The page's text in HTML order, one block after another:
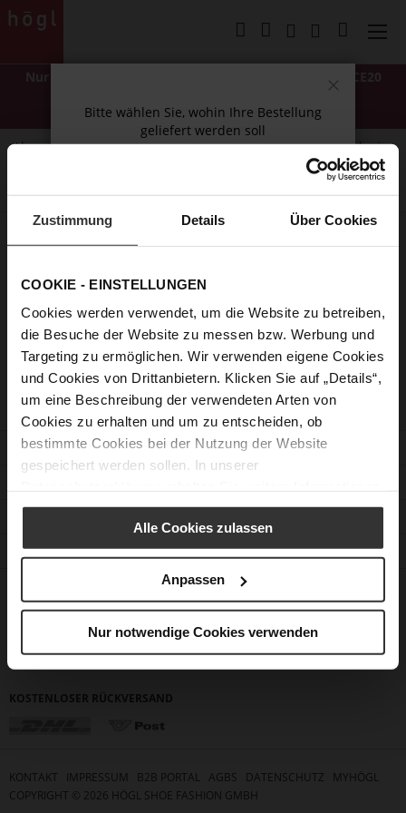
Zustimmung Details Über Cookies
COOKIE - EINSTELLUNGEN
Cookies werden verwendet, um die Website zu betreiben,
die Besuche der Website zu messen bzw. Werbung und
Targeting zu ermöglichen. Wir verwenden eigene Cookies
und Cookies von Drittanbietern. Klicken Sie auf „Details“,
um eine Beschreibung der verwendeten Arten von
Cookies zu erhalten und um zu entscheiden, ob
bestimmte Cookies bei der Nutzung der Website
gespeichert werden sollen. In unserer
Alle Cookies zulassen
Anpassen
Nur notwendige Cookies verwenden
Direkt
zum
Mein
Nur für kurze Zeit: -20 % EXTRA LASTCHANCE20
Nicht mit anderen Rabatten oder Aktionen kombinierbar.
Abonnieren Sie unseren Newsletter und erhalten Sie exklusive
Warenkorb
Klicken Siehier, um den Einkauf fortzusetzen.
KUNDENSERVICE
STORE FINDEN
KOSTENLOSER RÜCKVERSAND
KONTAKT IMPRESSUM B2B PORTAL AGBS DATENSCHUTZ
MYHÖGL
COPYRIGHT © 2026 HÖGL SHOE FASHION GMBH
Bitte wählen Sie, wohin Ihre Bestellung
geliefert werden soll
Please select your delivery country
Weiter einkaufen